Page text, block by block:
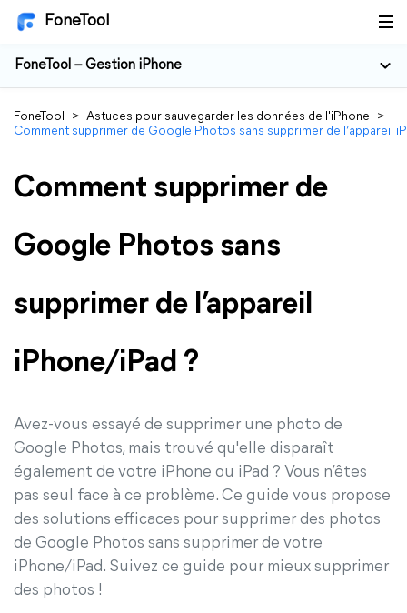
FoneTool
FoneTool – Gestion iPhone
FoneTool > Astuces pour sauvegarder les données de l'iPhone
>
Comment supprimer de Google Photos sans supprimer de l’appareil
Comment supprimer de
Google Photos sans
supprimer de l’appareil
iPhone/iPad ?
Avez-vous essayé de supprimer une photo de
Google Photos, mais trouvé qu'elle disparaît
également de votre iPhone ou iPad ? Vous n’êtes
pas seul face à ce problème. Ce guide vous propose
des solutions efficaces pour supprimer des photos
de Google Photos sans supprimer de votre
iPhone/iPad. Suivez ce guide pour mieux supprimer
des photos !